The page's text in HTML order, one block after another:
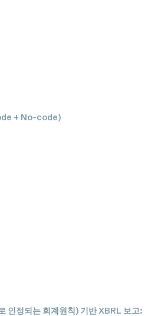
+ No-code)
인정되는 회계원칙) 기반 XBRL 보고: